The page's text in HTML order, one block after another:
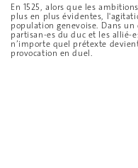
En 1525, alors que les
plus en plus évidentes,
population genevoise. Dans
partisan-es du duc et les allié-
n’importe quel prétexte
provocation en duel.